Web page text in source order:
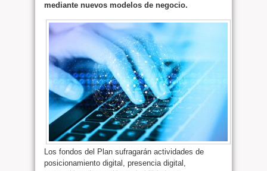
mediante nuevos modelos de negocio.
Los fondos del Plan sufragarán actividades de
posicionamiento digital, presencia digital,